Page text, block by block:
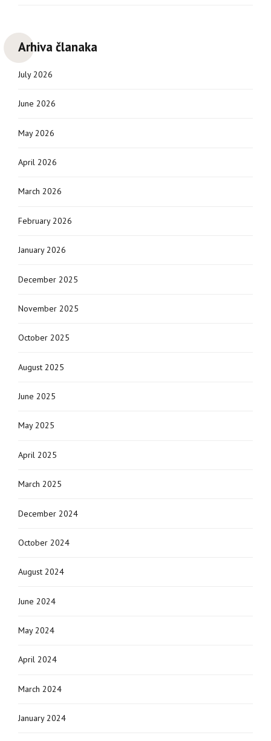
Arhiva članaka
July 2026
June 2026
May 2026
April 2026
March 2026
February 2026
January 2026
December 2025
November 2025
October 2025
August 2025
June 2025
May 2025
April 2025
March 2025
December 2024
October 2024
August 2024
June 2024
May 2024
April 2024
March 2024
January 2024